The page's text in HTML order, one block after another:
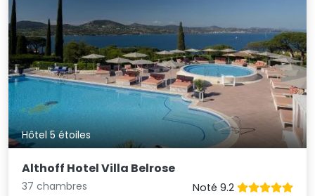
Hôtel 5 étoiles
Althoff Hotel Villa Belrose
37 chambres
Noté 9.2